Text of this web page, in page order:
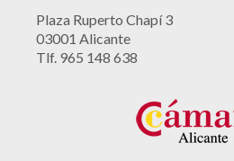
Plaza Ruperto Chapí 3
03001 Alicante
Tlf. 965 148 638